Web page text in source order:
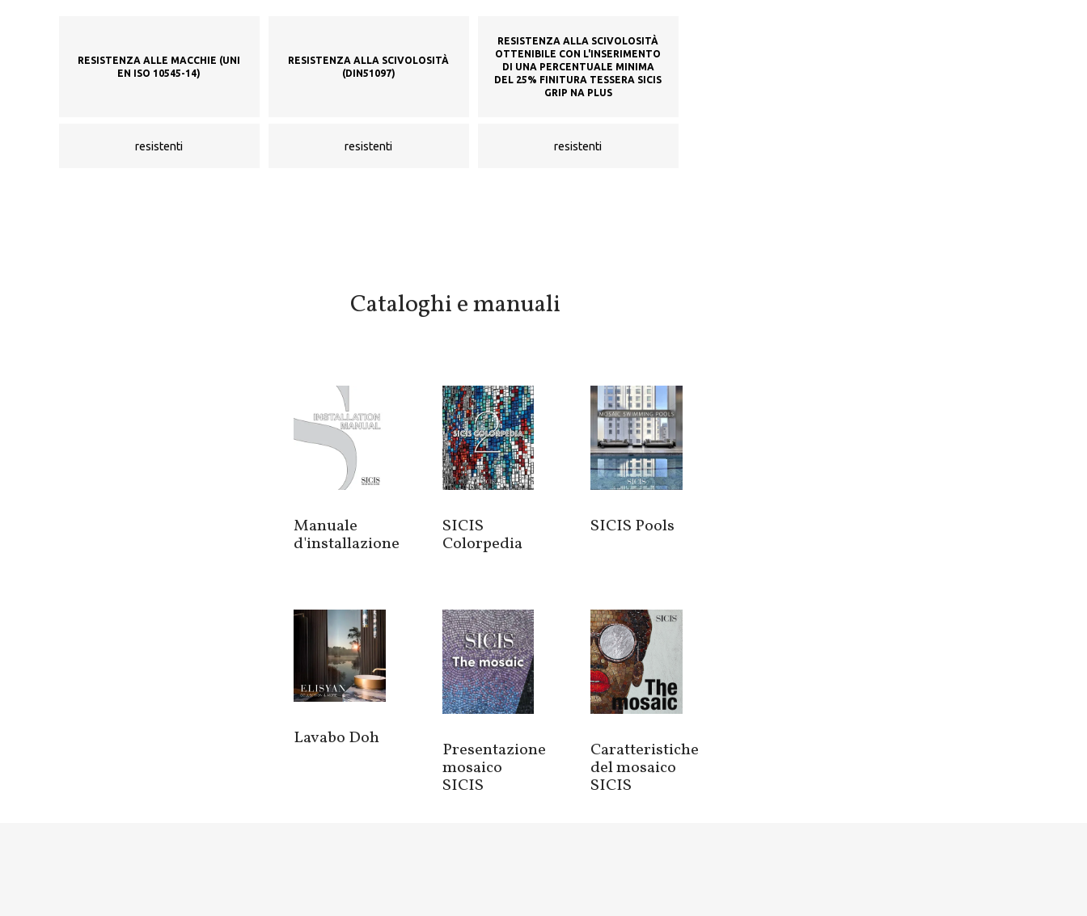
RESISTENZA ALLE MACCHIE (UNI
EN ISO 10545-14)
resistenti
RESISTENZA ALLA SCIVOLOSITÀ
(DIN51097)
resistenti
RESISTENZA ALLA SCIVOLOSITÀ
OTTENIBILE CON L'INSERIMENTO
DI UNA PERCENTUALE MINIMA
DEL 25% FINITURA TESSERA SICIS
GRIP NA PLUS
resistenti
Cataloghi e manuali
Manuale
d'installazione
SICIS
Colorpedia
SICIS Pools
Lavabo Doh
Presentazione
mosaico
SICIS
Caratteristiche
del mosaico
SICIS